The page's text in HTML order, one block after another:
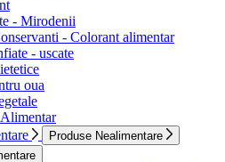
- Mirodenii
- Colorant alimentar
- uscate
oua
Produse Nealimentare